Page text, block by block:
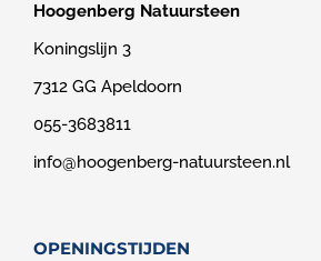
Hoogenberg Natuursteen
Koningslijn 3
7312 GG Apeldoorn
055-3683811
info@hoogenberg-natuursteen.nl
OPENINGSTIJDEN